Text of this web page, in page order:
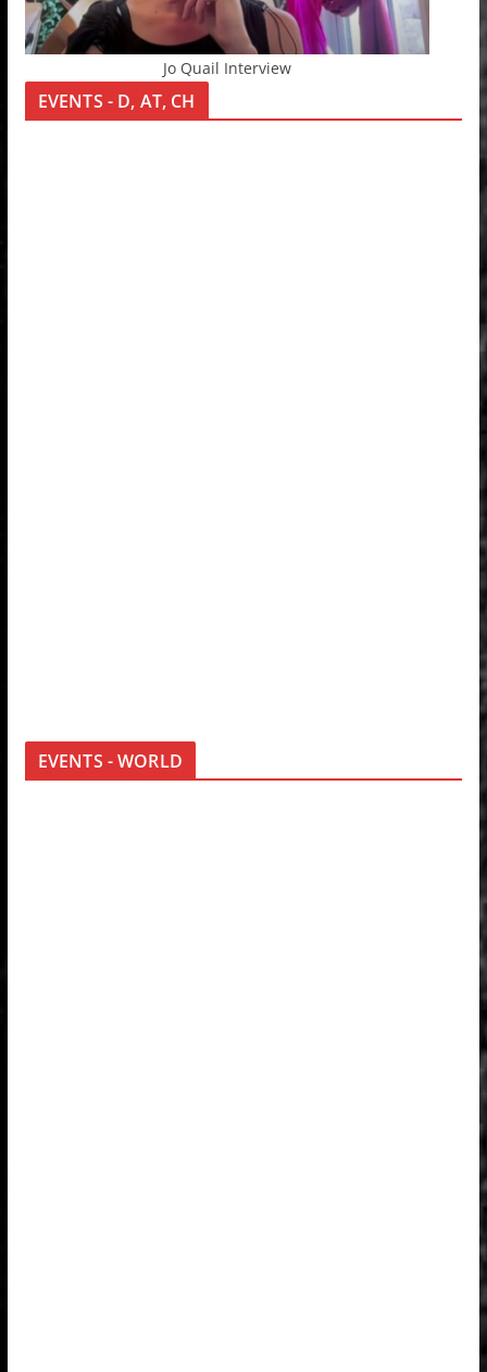
Jo Quail Interview
EVENTS - D, AT, CH
EVENTS - WORLD